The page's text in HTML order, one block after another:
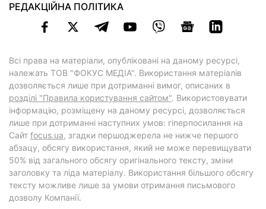
РЕДАКЦІЙНА ПОЛІТИКА
Всі права на матеріали, опубліковані на даному ресурсі,
належать ТОВ "ФОКУС МЕДІА". Використання матеріалів
дозволяється лише при дотриманні вимог, описаних в
розділі "Правила користування сайтом". Використовувати
інформацію, розміщену на даному ресурсі, дозволяється
лише при дотриманні наступних умов: гіперпосилання на
Cайт focus.ua, згадки першоджерела не нижче першого
абзацу, обсягу використання, який не може перевищувати
50% від загального обсягу оригінального тексту, зміни
заголовку та ліда матеріалу. Використання більшого обсягу
тексту можливе лише за умови отримання письмового
дозволу Компанії.